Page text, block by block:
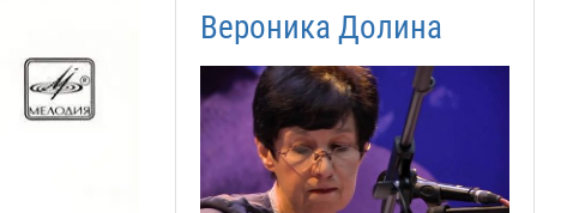
Вероника Долина